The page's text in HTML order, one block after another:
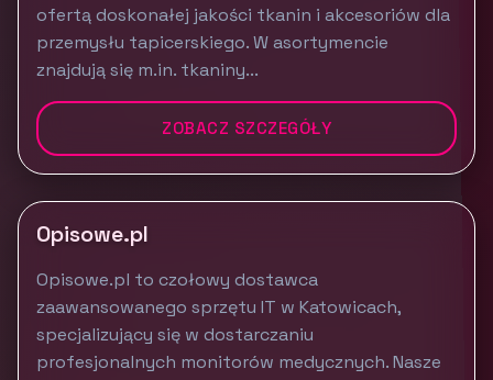
ofertą doskonałej jakości tkanin i akcesoriów dla
przemysłu tapicerskiego. W asortymencie
znajdują się m.in. tkaniny...
ZOBACZ SZCZEGÓŁY
Opisowe.pl
Opisowe.pl to czołowy dostawca
zaawansowanego sprzętu IT w Katowicach,
specjalizujący się w dostarczaniu
profesjonalnych monitorów medycznych. Nasze